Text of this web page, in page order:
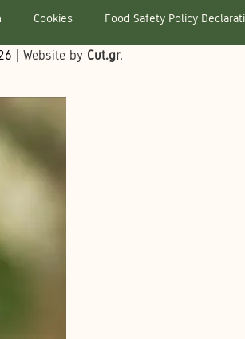
Cookies Food Safety Policy
| Website by Cut.gr.